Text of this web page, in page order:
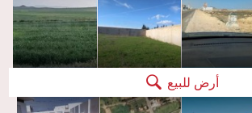
أرض للبيع